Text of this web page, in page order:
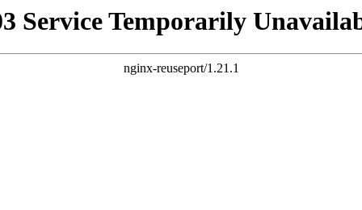
Service Temporarily
nginx-reuseport/1.21.1